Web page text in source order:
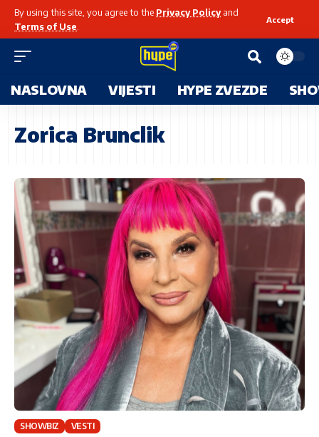
By using this site, you agree to the Privacy Policyand
Terms of Use
Accept
NASLOVNA VIJESTI HYPE ZVEZDE
Zorica Brunclik
SHOWBIZ VESTI